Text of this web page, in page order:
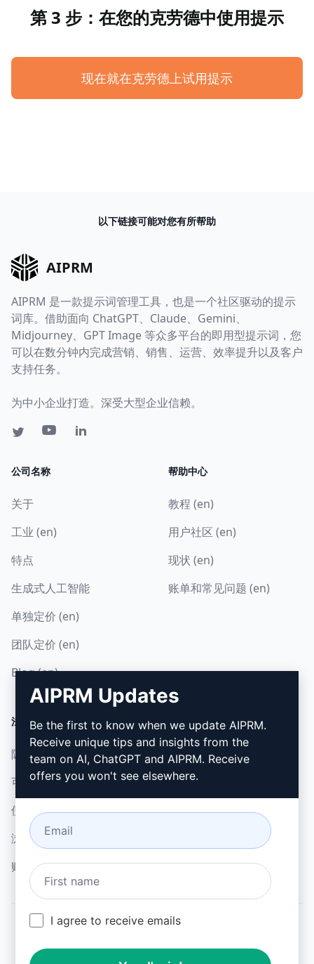
第 3 步：在您的克劳德中使用提示
现在就在克劳德上试用提示
以下链接可能对您有所帮助
AIPRM
AIPRM 是一款提示词管理工具，也是一个社区驱动的提示
词库。借助面向 ChatGPT、Claude、Gemini、
Midjourney、GPT Image 等众多平台的即用型提示词，您
可以在数分钟内完成营销、销售、运营、效率提升以及客户
支持任务。
为中小企业打造。深受大型企业信赖。
公司名称
关于
工业 (en)
特点
生成式人工智能
单独定价 (en)
团队定价 (en)
Blog (en)
帮助中心
教程 (en)
用户社区 (en)
现状 (en)
账单和常见问题 (en)
法律
隐私政策 (en)
可接受使用政策 (en)
使用条款 (en)
浏览器扩展术语 (en)
账单条款 (en)
下载
如何安装 (en)
谷歌浏览器 (en)
微软边缘 (en)
All logos, trademarks, and registered trademarks are the
AIPRM Updates
Be the first to know when we update AIPRM.
Receive unique tips and insights from the
team on AI, ChatGPT and AIPRM. Receive
offers you won't see elsewhere.
I agree to receive emails